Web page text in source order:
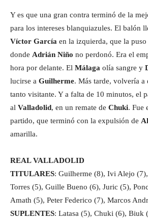
Y es que una gran contra terminó de la
para los intereses blanquiazules. El balón
Víctor García en la izquierda, que la
donde Adrián Niño no perdonó. Era el
hora por delante. El Málaga olía sangre y
lucirse a Guilherme. Más tarde, volvería
tanto visitante. Y a falta de 10 minutos, el
al Valladolid, en un remate de Chuki. Fue
partido, que terminó con la expulsión de
amarilla.
REAL VALLADOLID
TITULARES: Guilherme (8), Ivi Alejo
Torres (5), Guille Bueno (6), Juric (5),
Amath (5), Peter Federico (7), Marcos
SUPLENTES: Latasa (5), Chuki (6), Biuk